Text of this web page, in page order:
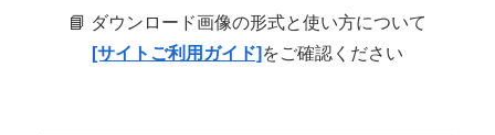
📘 ダウンロード画像の形式と使い方について
[サイトご利用ガイド] をご確認ください